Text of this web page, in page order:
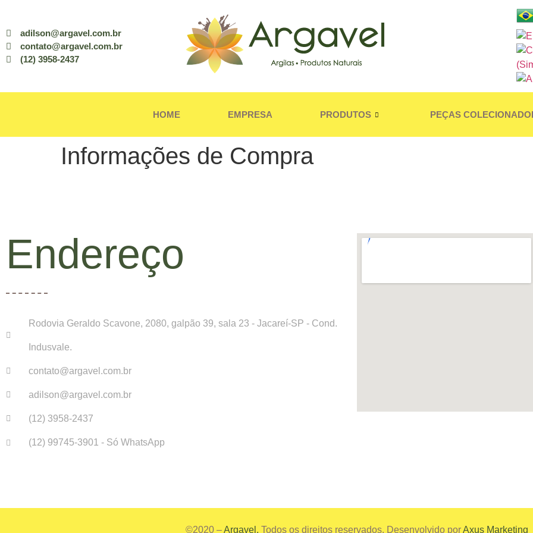
adilson@argavel.com.br
contato@argavel.com.br
(12) 3958-2437
HOME EMPRESA PRODUTOS PEÇAS
Informações de Compra
Endereço
Rodovia Geraldo Scavone, 2080, galpão 39, sala 23 - Jacareí-SP - Cond.
Indusvale.
contato@argavel.com.br
adilson@argavel.com.br
(12) 3958-2437
(12) 99745-3901 - Só WhatsApp
©2020 –Argavel. Todos os direitos reservados. Desenvolvido porAxus Marketing